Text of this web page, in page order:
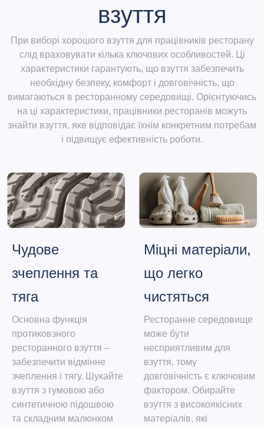
взуття
При виборі хорошого взуття для працівників ресторану
слід враховувати кілька ключових особливостей. Ці
характеристики гарантують, що взуття забезпечить
необхідну безпеку, комфорт і довговічність, що
вимагаються в ресторанному середовищі. Орієнтуючись
на ці характеристики, працівники ресторанів можуть
знайти взуття, яке відповідає їхнім конкретним потребам
і підвищує ефективність роботи.
Чудове
зчеплення та
тяга
Основна функція
протиковзного
ресторанного взуття –
забезпечити відмінне
зчеплення і тягу. Шукайте
взуття з гумовою або
синтетичною підошвою
та складним малюнком
Міцні матеріали,
що легко
чистяться
Ресторанне середовище
може бути
несприятливим для
взуття, тому
довговічність є ключовим
фактором. Обирайте
взуття з високоякісних
матеріалів, які